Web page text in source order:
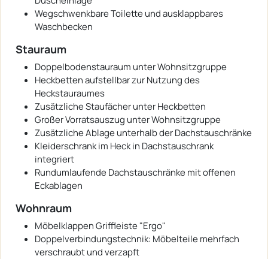
Wegschwenkbare Toilette und ausklappbares
Waschbecken
Stauraum
Doppelbodenstauraum unter Wohnsitzgruppe
Heckbetten aufstellbar zur Nutzung des
Heckstauraumes
Zusätzliche Staufächer unter Heckbetten
Großer Vorratsauszug unter Wohnsitzgruppe
Zusätzliche Ablage unterhalb der Dachstauschränke
Kleiderschrank im Heck in Dachstauschrank
integriert
Rundumlaufende Dachstauschränke mit offenen
Eckablagen
Wohnraum
Möbelklappen Griffleiste "Ergo"
Doppelverbindungstechnik: Möbelteile mehrfach
verschraubt und verzapft